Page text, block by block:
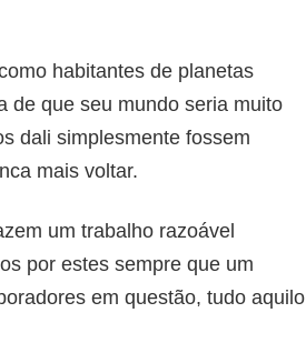
habitantes de planetas
de que seu mundo seria muito
dali simplesmente fossem
mais voltar.
um trabalho razoável
por estes sempre que um
em questão, tudo aquilo